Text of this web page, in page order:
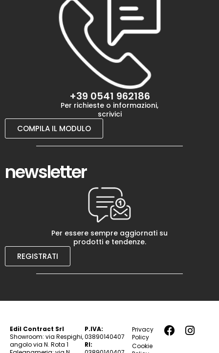
+39 0541 962186
Per richieste o informazioni,
scrivici
COMPILA IL MODULO
newsletter
Per essere sempre aggiornati su
prodotti e tendenze.
REGISTRATI
Edil Contract Srl
Showroom: via Respighi,
angolo via N. Rota 1
P.IVA:
03890140407
RI:
Privacy
Policy
Cookie